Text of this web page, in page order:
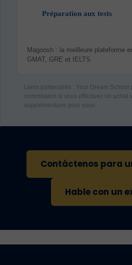
Préparation aux tests
Magoosh : la meilleure plateforme
GMAT, GRE et IELTS.
Liens partenaires : Your Dream School
commission si vous effectuez un achat
supplémentaire pour vous.
Contáctenos para
Hable con un